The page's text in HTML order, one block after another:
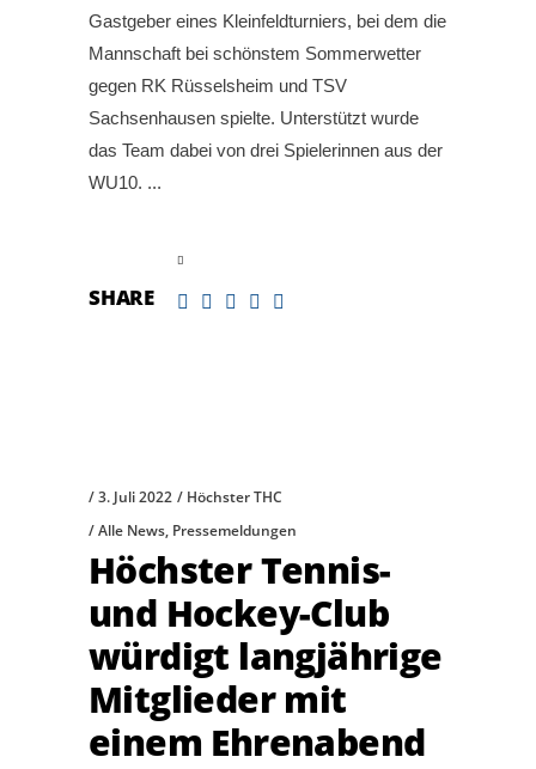
Gastgeber eines Kleinfeldturniers, bei dem die
Mannschaft bei schönstem Sommerwetter
gegen RK Rüsselsheim und TSV
Sachsenhausen spielte. Unterstützt wurde
das Team dabei von drei Spielerinnen aus der
WU10.
SHARE
3. Juli 2022
Höchster THC
Alle News, Pressemeldungen
Höchster Tennis-
und Hockey-Club
würdigt langjährige
Mitglieder mit
einem Ehrenabend